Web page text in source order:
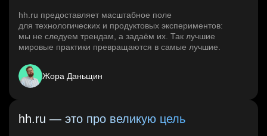
hh.ru предоставляет масштабное поле
для технологических и продуктовых экспериментов:
мы не следуем трендам, а задаём их. Так лучшие
мировые практики превращаются в самые лучшие.
Жора Даньщин
hh.ru — это про великую цель